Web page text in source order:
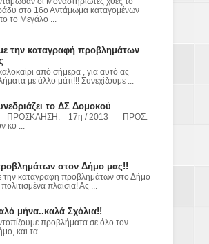
στο 16ο Αντάμωμα καταγομένων
το Μεγάλο ...
την καταγραφή προβλημάτων
από σήμερα , για αυτό ας
με άλλο μάτι!!! Συνεχίζουμε ...
το ΔΣ Δομοκού
17η / 2013 ΠΡΟΣ:
κο ...
στον Δήμο μας!!
την καταγραφή προβλημάτων στο Δήμο
πλαίσια! Ας ...
μήνα..καλά Σχόλια!!
προβλήματα σε όλο τον
και τα ...